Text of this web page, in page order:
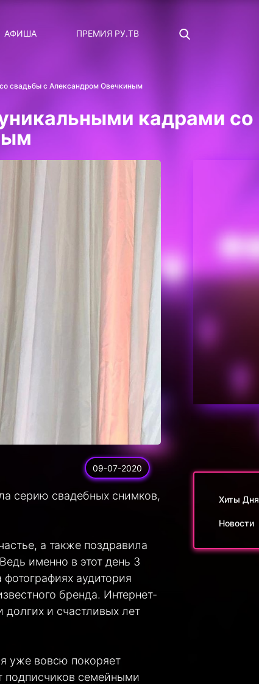
АФИША ПРЕМИЯ РУ.ТВ
свадьбы с Александром Овечкиным
кадрами со
09-07-2020
серию свадебных снимков,
а также поздравила
именно в этот день 3
аудитория
бренда. Интернет-
и счастливых лет
уже вовсю покоряет
подписчиков семейными
Хиты Дня
Новости